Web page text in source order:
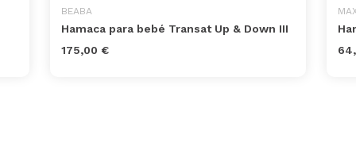
BEABA
Hamaca para bebé Transat Up & Down III
175,00 €